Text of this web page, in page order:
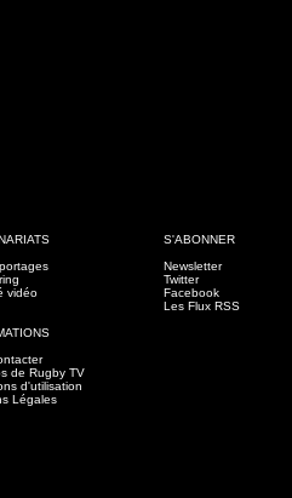
vidéo
S'ABONNER
Newsletter
Twitter
Facebook
Les Flux RSS
de Rugby TV
d'utilisation
Légales